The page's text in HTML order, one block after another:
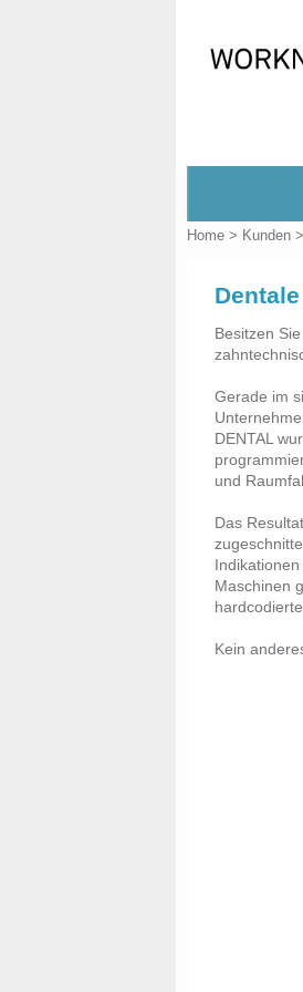
Home > Kunden >
Besitzen
Gerade im
DENTAL
und
Das
Maschinen
Kein